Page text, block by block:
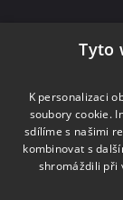
©
MKS Beseda,
IČO: 00091758,
Tyto
K personalizaci
soubory cookie.
sdílíme s našimi
kombinovat s
shromáždili při